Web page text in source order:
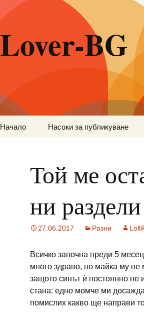
Lover-BG
Начало Насоки за публикуване
Той ме
ни раздели
27.06.2017 Разни
Всичко започна преди 5
много здраво, но майка му
защото синът ѝ постоянно не
стана: едно момче ми
помислих какво ще направи